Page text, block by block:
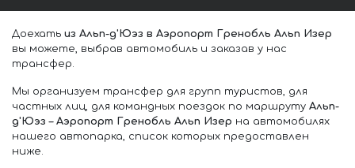
Доехать из Альп-д'Юэз в Аэропорт Гренобль Альп Изер
вы можете, выбрав автомобиль и заказав у нас
трансфер.
Мы организуем трансфер для групп туристов, для
частных лиц, для командных поездок по маршруту Альп-
д'Юэз – Аэропорт Гренобль Альп Изер на автомобилях
нашего автопарка, список которых предоставлен
ниже.